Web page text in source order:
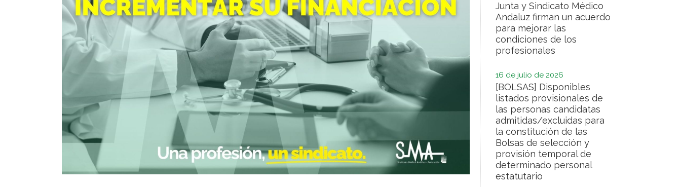
Junta y Sindicato Médico
Andaluz firman un acuerdo
para mejorar las
condiciones de los
profesionales
16 de julio de 2026
[BOLSAS] Disponibles
listados provisionales de
las personas candidatas
admitidas/excluidas para
la constitución de las
Bolsas de selección y
provisión temporal de
determinado personal
estatutario